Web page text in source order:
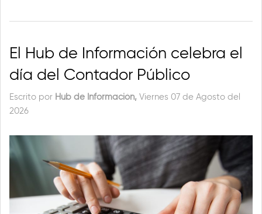
El Hub de Información celebra el
día del Contador Público
Escrito por Hub de Información, Viernes 07 de Agosto del
2026